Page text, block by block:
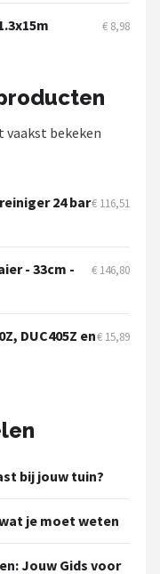
€ 8,98
vaakst bekeken
24 bar€ 116,51
- 33cm -
€ 146,80
DUC405Z en€ 15,89
bij jouw tuin?
je moet weten
Jouw Gids voor